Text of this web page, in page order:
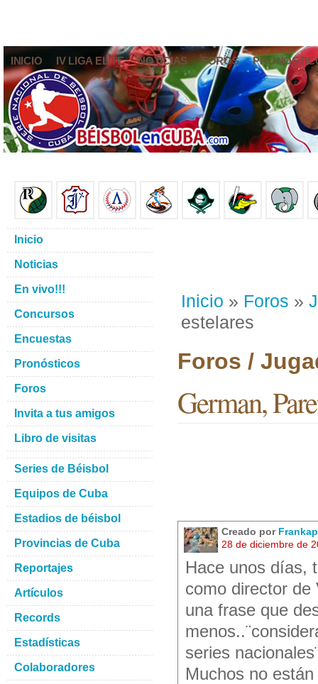
INICIO IV LIGA ELITE NOTICIAS FOROS
Inicio » Foros »
estelares
Foros /
German,
Creado por
28 de diciembre de
Hace unos días,
como director de
una frase que
series
Muchos no
Inicio
Noticias
En vivo!!!
Concursos
Encuestas
Pronósticos
Foros
Invita a tus amigos
Libro de visitas
Series de Béisbol
Equipos de Cuba
Estadios de béisbol
Provincias de Cuba
Reportajes
Artículos
Records
Estadísticas
Colaboradores